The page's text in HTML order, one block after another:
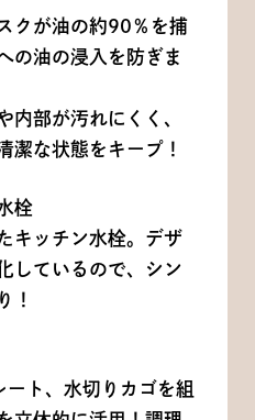
クが油の約90％を捕
の油の浸入を防ぎま
内部が汚れにくく、
潔な状態をキープ！
栓
キッチン水栓。デザ
しているので、シン
！
ト、水切りカゴを組